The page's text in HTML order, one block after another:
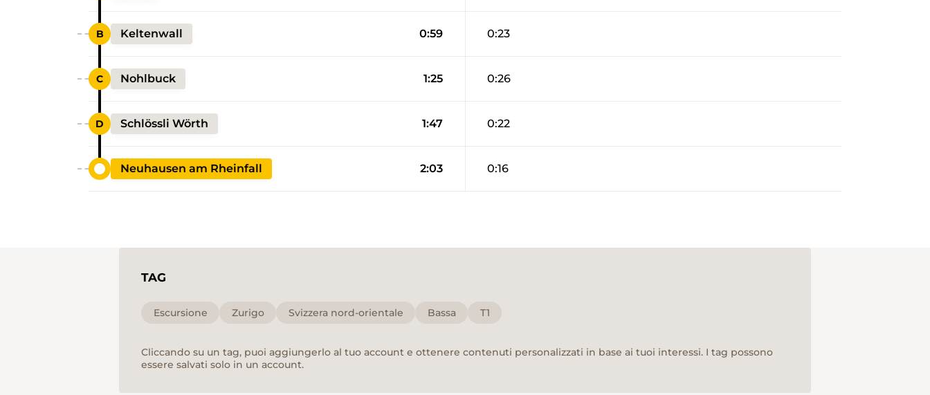
Keltenwall 0:59 0:23
Nohlbuck 1:25 0:26
Schlössli Wörth 1:47 0:22
Neuhausen am Rheinfall 2:03 0:16
TAG
Escursione Zurigo Svizzera nord-orientale Bassa T1
Cliccando su un tag, puoi aggiungerlo al tuo account e ottenere contenuti personalizzati in base ai tuoi interessi. I tag possono
essere salvati solo in un account.